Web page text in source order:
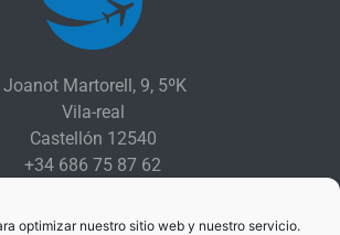
optimizar nuestro sitio web y nuestro servicio.
Joanot Martorell, 9, 5ºK
Vila-real
Castellón 12540
+34 686 75 87 62
de 10:00 a 20:00